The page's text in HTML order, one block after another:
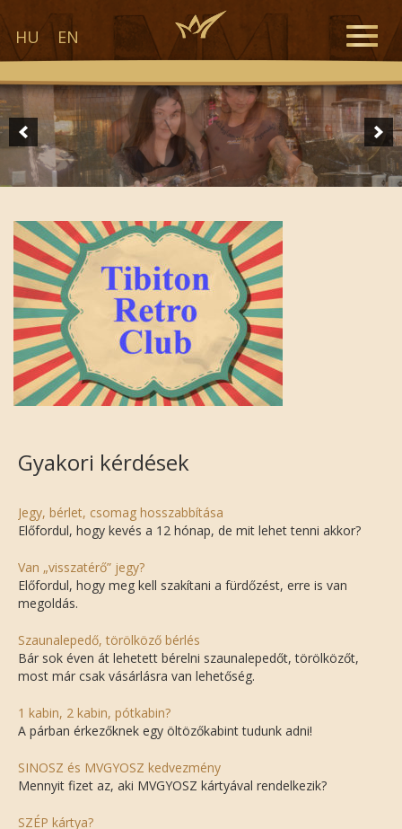
HU EN
Toggle
Gyakori kérdések
Jegy, bérlet, csomag hosszabbítása
Előfordul, hogy kevés a 12 hónap, de mit lehet tenni akkor?
Van „visszatérő” jegy?
Előfordul, hogy meg kell szakítani a fürdőzést, erre is van
megoldás.
Szaunalepedő, törölköző bérlés
Bár sok éven át lehetett bérelni szaunalepedőt, törölközőt,
most már csak vásárlásra van lehetőség.
1 kabin, 2 kabin, pótkabin?
A párban érkezőknek egy öltözőkabint tudunk adni!
SINOSZ és MVGYOSZ kedvezmény
Mennyit fizet az, aki MVGYOSZ kártyával rendelkezik?
SZÉP kártya?